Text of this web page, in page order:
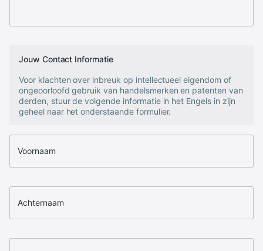
Jouw Contact Informatie
Voor klachten over inbreuk op intellectueel eigendom of
ongeoorloofd gebruik van handelsmerken en patenten van
derden, stuur de volgende informatie in het Engels in zijn
geheel naar het onderstaande formulier.
Voornaam
Achternaam